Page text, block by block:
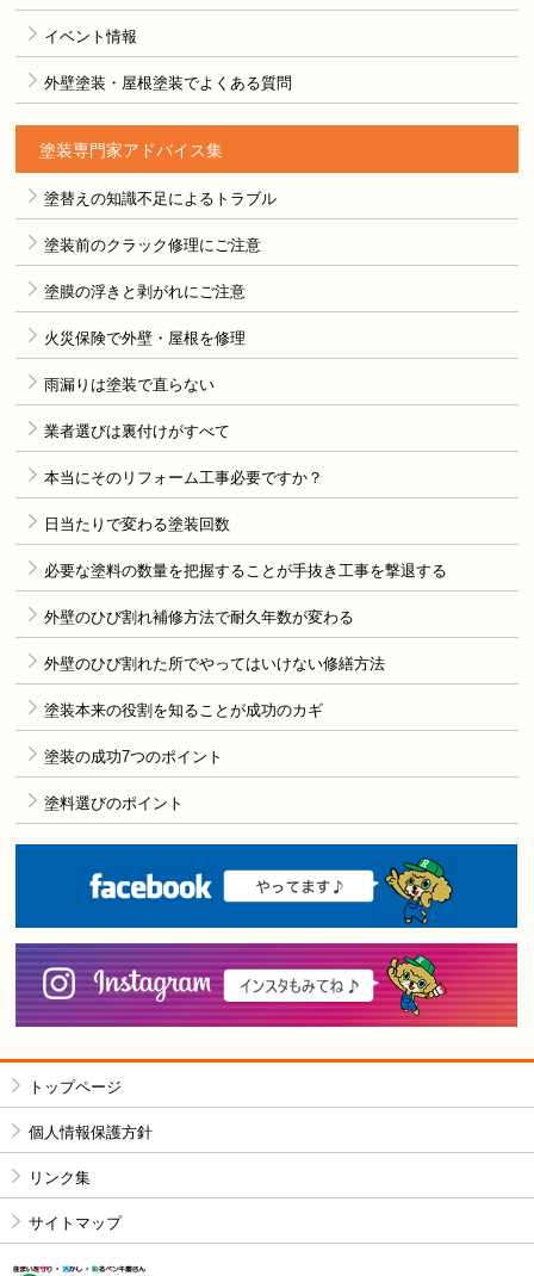
イベント情報
外壁塗装・屋根塗装でよくある質問
塗装専門家アドバイス集
塗替えの知識不足によるトラブル
塗装前のクラック修理にご注意
塗膜の浮きと剥がれにご注意
火災保険で外壁・屋根を修理
雨漏りは塗装で直らない
業者選びは裏付けがすべて
本当にそのリフォーム工事必要ですか？
日当たりで変わる塗装回数
必要な塗料の数量を把握することが手抜き工事を撃退する
外壁のひび割れ補修方法で耐久年数が変わる
外壁のひび割れた所でやってはいけない修繕方法
塗装本来の役割を知ることが成功のカギ
塗装の成功7つのポイント
塗料選びのポイント
トップページ
個人情報保護方針
リンク集
サイトマップ